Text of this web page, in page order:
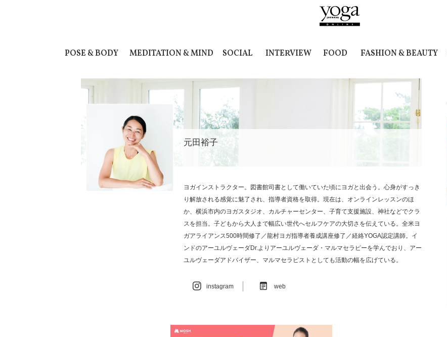
POSE & BODY MEDITATION & MIND SOCIAL INTERVIEW FOOD FASHION & BEAUTY
元田裕子
ヨガインストラクター。図書館司書として働いていた頃にヨガと出会う。心身がすっき
り解放される感覚に魅了され、指導者資格を取得。現在は、オンラインレッスンのほ
か、横浜市内のヨガスタジオ、カルチャーセンター、子育て支援施設、神社などでクラ
スを担当。子どもから大人まで幅広い世代へセルフケアの大切さを伝えている。全米ヨ
ガアライアンス500時間修了／龍村ヨガ指導者養成講座修了／経絡YOGA認定講師。イ
ンドのアーユルヴェーダDr.よりアーユルヴェーダ・マルマセラピーを学んでおり、アー
ユルヴェーダアドバイザー、マルマセラピストとしても活動の幅を広げている。
instagram web